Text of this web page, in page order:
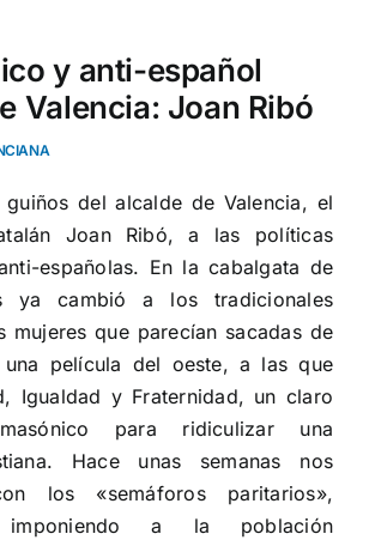
y anti-español
Valencia: Joan Ribó
guiños del alcalde de Valencia, el
Joan Ribó, a las políticas
españolas. En la cabalgata de
ya cambió a los tradicionales
mujeres que parecían sacadas de
película del oeste, a las que
Igualdad y Fraternidad, un claro
para ridiculizar una
Hace unas semanas nos
los «semáforos paritarios»,
imponiendo a la población